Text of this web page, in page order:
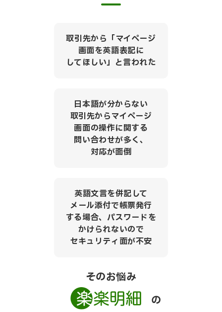
取引先から「マイページ
画面を英語表記に
してほしい」と言われた
日本語が分からない
取引先からマイページ
画面の操作に関する
問い合わせが多く、
対応が面倒
英語文言を併記して
メール添付で帳票発行
する場合、パスワードを
かけられないので
セキュリティ面が不安
そのお悩み
の